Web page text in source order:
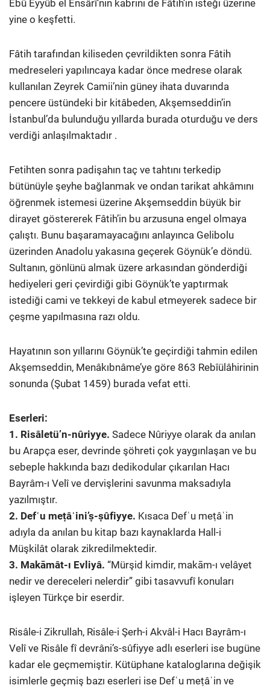
Ebû Eyyûb el Ensârî’nin kabrini de Fâtih’in isteği üzerine
yine o keşfetti.
Fâtih tarafından kiliseden çevrildikten sonra Fâtih
medreseleri yapılıncaya kadar önce medrese olarak
kullanılan Zeyrek Camii’nin güney ihata duvarında
pencere üstündeki bir kitâbeden, Akşemseddin’in
İstanbul’da bulunduğu yıllarda burada oturduğu ve ders
verdiği anlaşılmaktadır .
Fetihten sonra padişahın taç ve tahtını terkedip
bütünüyle şeyhe bağlanmak ve ondan tarikat ahkâmını
öğrenmek istemesi üzerine Akşemseddin büyük bir
dirayet göstererek Fâtih’in bu arzusuna engel olmaya
çalıştı. Bunu başaramayacağını anlayınca Gelibolu
üzerinden Anadolu yakasına geçerek Göynük’e döndü.
Sultanın, gönlünü almak üzere arkasından gönderdiği
hediyeleri geri çevirdiği gibi Göynük’te yaptırmak
istediği cami ve tekkeyi de kabul etmeyerek sadece bir
çeşme yapılmasına razı oldu.
Hayatının son yıllarını Göynük’te geçirdiği tahmin edilen
Akşemseddin, Menâkıbnâme’ye göre 863 Rebîülâhirinin
sonunda (Şubat 1459) burada vefat etti.
Eserleri:
1. Risâletü’n-nûriyye. Sadece Nûriyye olarak da anılan
bu Arapça eser, devrinde şöhreti çok yaygınlaşan ve bu
sebeple hakkında bazı dedikodular çıkarılan Hacı
Bayrâm-ı Velî ve dervişlerini savunma maksadıyla
yazılmıştır.
2. Defʿu meṭâʿini’ṣ-ṣûfiyye. Kısaca Defʿu meṭâʿin
adıyla da anılan bu kitap bazı kaynaklarda Hall-i
Müşkilât olarak zikredilmektedir.
3. Makāmât-ı Evliyâ. “Mürşid kimdir, makām-ı velâyet
nedir ve dereceleri nelerdir” gibi tasavvufî konuları
işleyen Türkçe bir eserdir.
Risâle-i Zikrullah, Risâle-i Şerh-i Akvâl-i Hacı Bayrâm-ı
Velî ve Risâle fî devrâni’s-sûfiyye adlı eserleri ise bugüne
kadar ele geçmemiştir. Kütüphane kataloglarına değişik
isimlerle geçmiş bazı eserleri ise Defʿu meṭâʿin ve